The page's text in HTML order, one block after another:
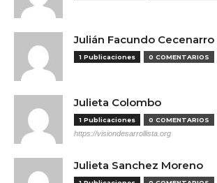
Julián Facundo Cecenarro
1 Publicaciones 0 COMENTARIOS
Julieta Colombo
1 Publicaciones 0 COMENTARIOS
https://visiondesarrollista.org
Julieta Sanchez Moreno